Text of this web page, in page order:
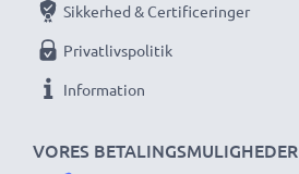
VORES BETALINGSMULIGHEDER
Sikkerhed & Certificeringer
Privatlivspolitik
Information